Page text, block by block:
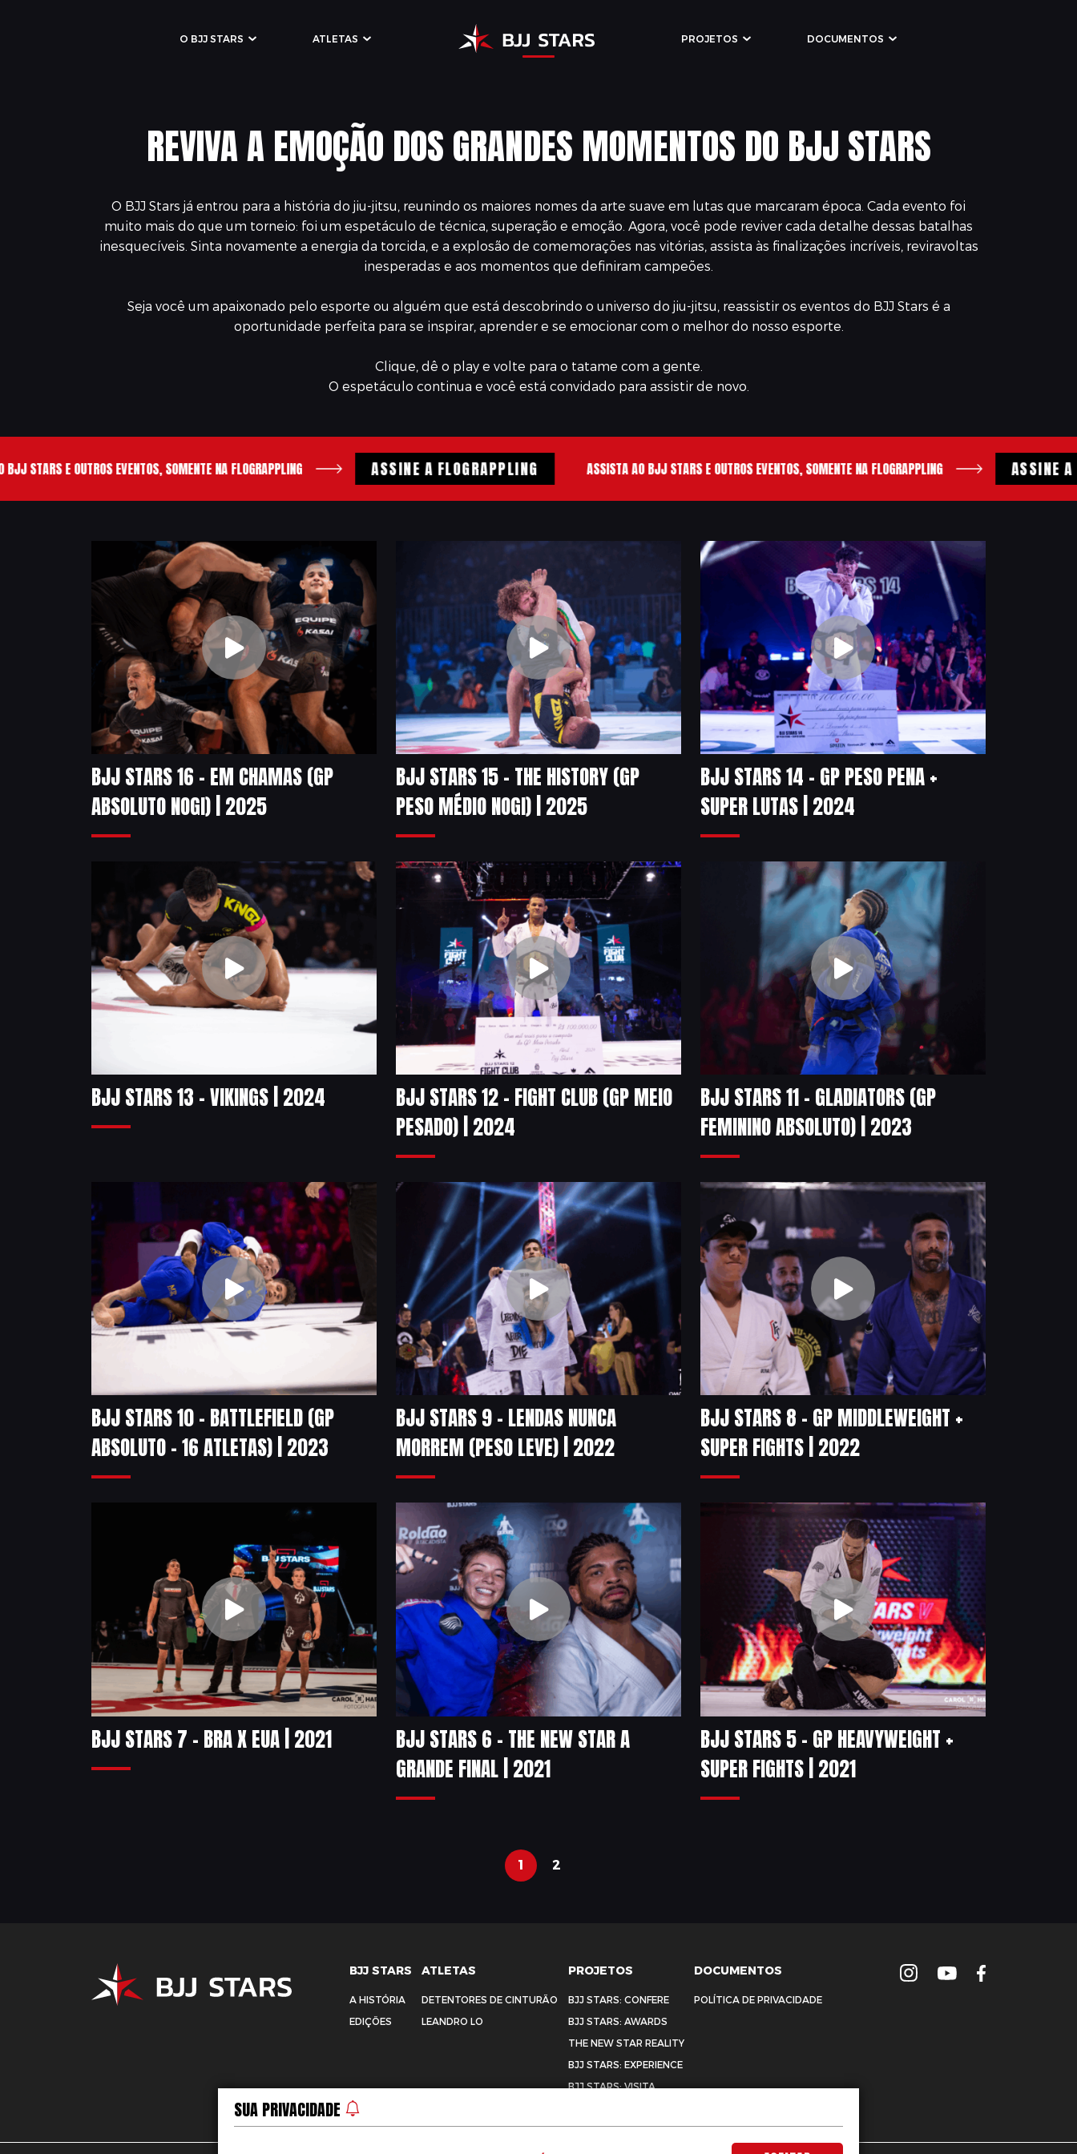
O BJJ STARS ATLETAS PROJETOS DOCUMENTOS
REVIVA A EMOÇÃO DOS GRANDES MOMENTOS DO BJJ STARS
O BJJ Stars já entrou para a história do jiu-jitsu, reunindo os maiores nomes da arte suave em lutas que marcaram época. Cada evento foi
muito mais do que um torneio: foi um espetáculo de técnica, superação e emoção. Agora, você pode reviver cada detalhe dessas batalhas
inesquecíveis. Sinta novamente a energia da torcida, e a explosão de comemorações nas vitórias, assista às finalizações incríveis, reviravoltas
inesperadas e aos momentos que definiram campeões.
Seja você um apaixonado pelo esporte ou alguém que está descobrindo o universo do jiu-jitsu, reassistir os eventos do BJJ Stars é a
oportunidade perfeita para se inspirar, aprender e se emocionar com o melhor do nosso esporte.
Clique, dê o play e volte para o tatame com a gente.
O espetáculo continua e você está convidado para assistir de novo.
E OUTROS EVENTOS, SOMENTE NA FLOGRAPPLING ASSINE A FLOGRAPPLING ASSISTA AO BJJ STARS E OUTROS EVENTOS, SOMENTE NA FLOGRAPPLING ASSINE A
BJJ STARS 16 – EM CHAMAS (GP
ABSOLUTO NOGI) | 2025
BJJ STARS 15 – THE HISTORY (GP
PESO MÉDIO NOGI) | 2025
BJJ STARS 14 – GP PESO PENA +
SUPER LUTAS | 2024
BJJ STARS 13 – VIKINGS | 2024
BJJ STARS 12 – FIGHT CLUB (GP MEIO
PESADO) | 2024
BJJ STARS 11 – GLADIATORS (GP
FEMININO ABSOLUTO) | 2023
BJJ STARS 10 – BATTLEFIELD (GP
ABSOLUTO – 16 ATLETAS) | 2023
BJJ STARS 9 – LENDAS NUNCA
MORREM (PESO LEVE) | 2022
BJJ STARS 8 – GP MIDDLEWEIGHT +
SUPER FIGHTS | 2022
BJJ STARS 7 – BRA X EUA | 2021
BJJ STARS 6 – THE NEW STAR A
GRANDE FINAL | 2021
BJJ STARS 5 – GP HEAVYWEIGHT +
SUPER FIGHTS | 2021
1 2
BJJ STARS
A HISTÓRIA
EDIÇÕES
ATLETAS
DETENTORES DE CINTURÃO
LEANDRO LO
PROJETOS
BJJ STARS: CONFERE
BJJ STARS: AWARDS
THE NEW STAR REALITY
BJJ STARS: EXPERIENCE
BJJ STARS: VISITA
DOCUMENTOS
POLÍTICA DE PRIVACIDADE
SUA PRIVACIDADE